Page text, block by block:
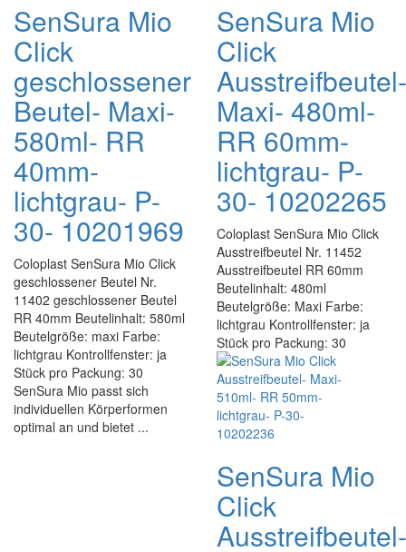
SenSura Mio
Click
geschlossener
Beutel- Maxi-
580ml- RR
40mm-
lichtgrau- P-
30- 10201969
Coloplast SenSura Mio Click
geschlossener Beutel Nr.
11402 geschlossener Beutel
RR 40mm Beutelinhalt: 580ml
Beutelgröße: maxi Farbe:
lichtgrau Kontrollfenster: ja
Stück pro Packung: 30
SenSura Mio passt sich
individuellen Körperformen
optimal an und bietet ...
SenSura Mio
Click
Ausstreifbeutel-
Maxi- 480ml-
RR 60mm-
lichtgrau- P-
30- 10202265
Coloplast SenSura Mio Click
Ausstreifbeutel Nr. 11452
Ausstreifbeutel RR 60mm
Beutelinhalt: 480ml
Beutelgröße: Maxi Farbe:
lichtgrau Kontrollfenster: ja
Stück pro Packung: 30
SenSura Mio
Click
Ausstreifbeutel-